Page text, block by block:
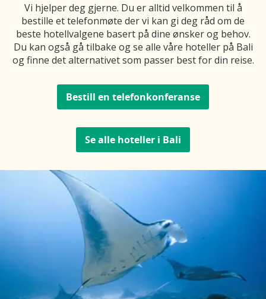
Vi hjelper deg gjerne. Du er alltid velkommen til å
bestille et telefonmøte der vi kan gi deg råd om de
beste hotellvalgene basert på dine ønsker og behov.
Du kan også gå tilbake og se alle våre hoteller på Bali
og finne det alternativet som passer best for din reise.
Bestill en telefonkonferanse
Se alle hoteller i Bali